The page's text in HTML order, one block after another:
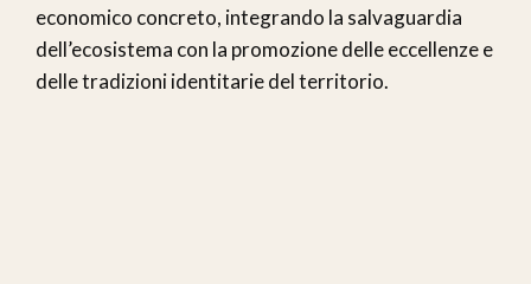
economico concreto, integrando la salvaguardia
dell’ecosistema con la promozione delle eccellenze e
delle tradizioni identitarie del territorio.